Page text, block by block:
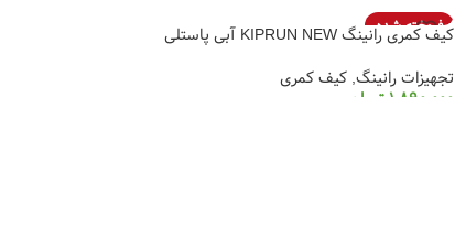
انتخاب گزینه ها
فروخته شده
کیف کمری رانینگ KIPRUN NEW آبی پاستلی
تجهیزات رانینگ,کیف کمری
1,890,000 تومان